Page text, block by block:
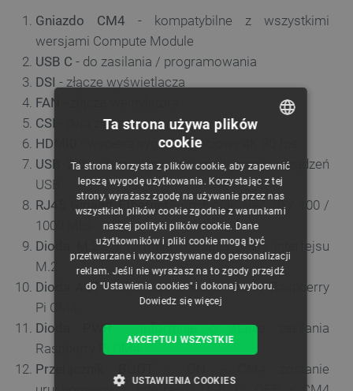
Gniazdo CM4 - kompatybilne z wszystkimi
wersjami Compute Module
USB C - do zasilania / programowania
DSI - złącze wyświetlacza
FAN
CSI - dwa złącza kamery
HDMI0
- wspiera sygnał wyjściowy 4K 30 fps
USB 2.0- dwa złącza do podłączania urządzeń
USB
RJ45 Gigabit Ethernet- obsługuje sieć 10 / 100 /
1000 Mbs
Dioda M.2- informuje o stanie pracy interfejsu
M.2
Dioda ACT - informuje o stanie pracy Raspberry
Pi CM4
Dioda PWR- informuje o stanie zasilania
Raspberry Pi CM4
Przełącznik BOOT
- ON - CM4 zostanie
CZECH
ENGLISH
GERMAN
Ta strona używa plików
cookie
Ta strona korzysta z plików cookie, aby zapewnić
lepszą wygodę użytkowania. Korzystając z tej
strony, wyrażasz zgodę na używanie przez nas
wszystkich plików cookie zgodnie z warunkami
naszej polityki plików cookie. Dane
użytkowników i pliki cookie mogą być
przetwarzane i wykorzystywane do personalizacji
reklam. Jeśli nie wyrażasz na to zgody przejdź
do "Ustawienia cookies" i dokonaj wyboru.
Dowiedz się więcej
AKCEPTUJ WSZYSTKIE
USTAWIENIA COOKIES